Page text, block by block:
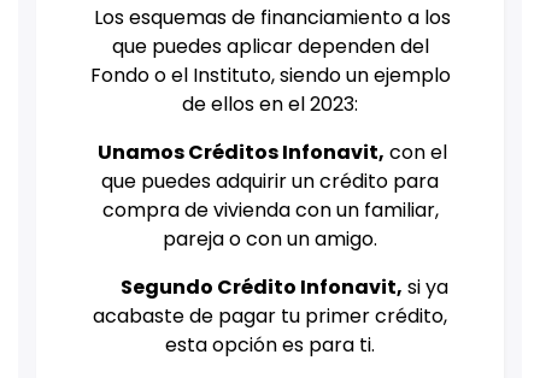
Los esquemas de financiamiento a los
que puedes aplicar dependen del
Fondo o el Instituto, siendo un ejemplo
de ellos en el 2023:
Unamos Créditos Infonavit, con el
que puedes adquirir un crédito para
compra de vivienda con un familiar,
pareja o con un amigo.
Segundo Crédito Infonavit, si ya
acabaste de pagar tu primer crédito,
esta opción es para ti.